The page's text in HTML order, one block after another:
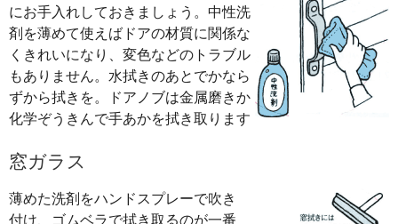
にお手入れしておきましょう。中性洗
剤を薄めて使えばドアの材質に関係な
くきれいになり、変色などのトラブル
もありません。水拭きのあとでかなら
ずから拭きを。ドアノブは金属磨きか
化学ぞうきんで手あかを拭き取ります
窓ガラス
薄めた洗剤をハンドスプレーで吹き
付け、ゴムベラで拭き取るのが一番